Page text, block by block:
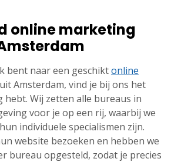
online marketing
bent naar een geschiktonline
uit Amsterdam, vind je bij ons het
hebt. Wij zetten alle bureaus in
voor je op een rij, waarbij we
individuele specialismen zijn.
website bezoeken en hebben we
bureau opgesteld, zodat je precies